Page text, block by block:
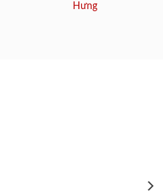
Hưng